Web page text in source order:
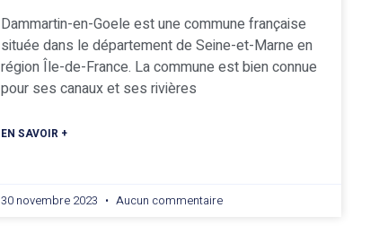
Dammartin-en-Goele est une commune française
située dans le département de Seine-et-Marne en
région Île-de-France. La commune est bien connue
pour ses canaux et ses rivières
EN SAVOIR +
30 novembre 2023 Aucun commentaire